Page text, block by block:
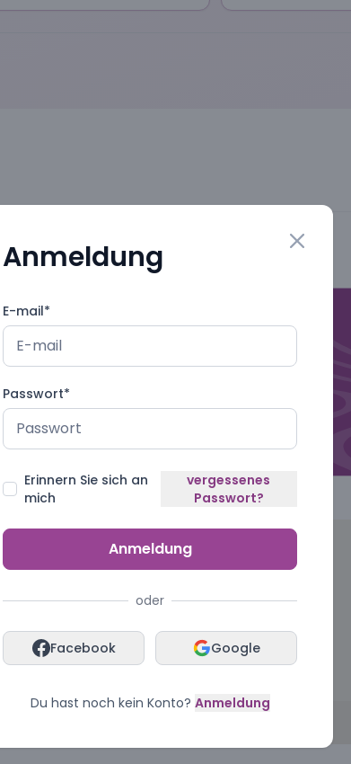
Anmeldung Close
E-mail*
Passwort*
Erinnern Sie sich an
mich
vergessenes
Passwort?
Anmeldung
oder
Facebook Google
Du hast noch kein Konto? Anmeldung